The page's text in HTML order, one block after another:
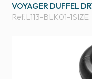
VOYAGER DUFFEL
Ref.L113-BLK01-1SIZE